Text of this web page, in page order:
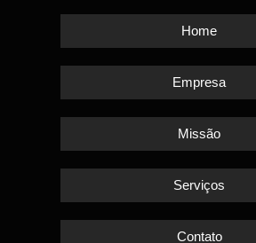
Home
Empresa
Missão
Serviços
Contato